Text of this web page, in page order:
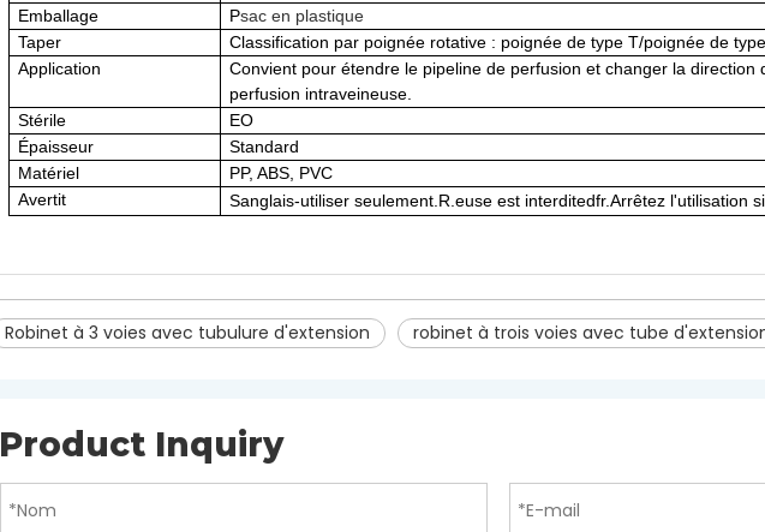
Emballage
Psac en plastique
Taper
Classification par poignée rotative : poignée de type T/poignée de
Application
Convient pour étendre le pipeline de perfusion et changer la direction
perfusion intraveineuse.
Stérile
EO
Épaisseur
Standard
Matériel
PP, ABS, PVC
Avertit
Sanglais-utiliser seulement .R. euse est interditedfr.Arrêtez l'utilisation
Robinet à 3 voies avec tubulure d'extension robinet à trois voies avec tube
Product Inquiry